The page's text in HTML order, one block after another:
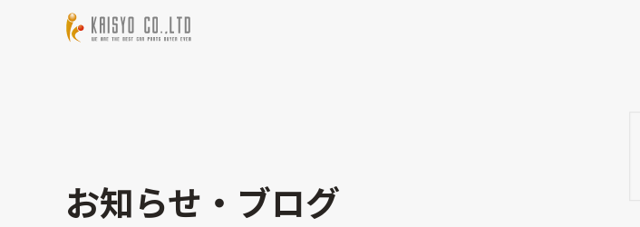
お知らせ・ブログ